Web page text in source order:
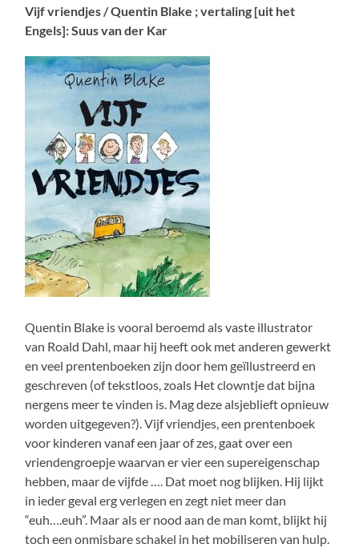
Vijf vriendjes / Quentin Blake ; vertaling [uit het
Engels]: Suus van der Kar
Quentin Blake is vooral beroemd als vaste illustrator
van Roald Dahl, maar hij heeft ook met anderen gewerkt
en veel prentenboeken zijn door hem geïllustreerd en
geschreven (of tekstloos, zoals Het clowntje dat bijna
nergens meer te vinden is. Mag deze alsjeblieft opnieuw
worden uitgegeven?). Vijf vriendjes, een prentenboek
voor kinderen vanaf een jaar of zes, gaat over een
vriendengroepje waarvan er vier een supereigenschap
hebben, maar de vijfde …. Dat moet nog blijken. Hij lijkt
in ieder geval erg verlegen en zegt niet meer dan
“euh….euh”. Maar als er nood aan de man komt, blijkt hij
toch een onmisbare schakel in het mobiliseren van hulp.